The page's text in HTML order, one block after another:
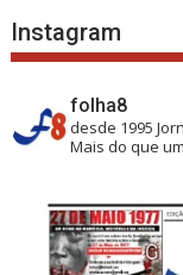
Instagram
folha8
desde 1995
Mais do que